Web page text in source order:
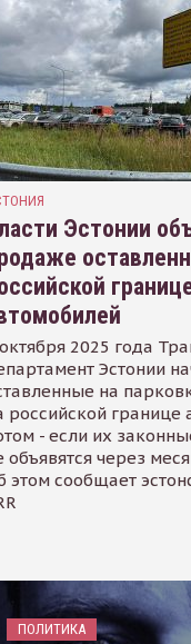
Эстонии
2025 года
Эстонии
на
российской границе
- если их
объявятся через
этом сообщает
ПОЛИТИКА